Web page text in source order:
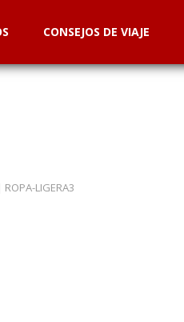
CONSEJOS DE VIAJE
ROPA-LIGERA3